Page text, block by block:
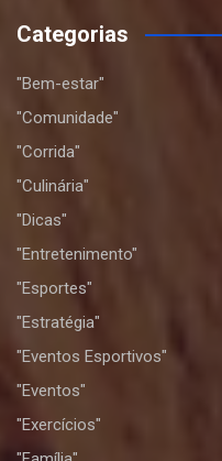
Categorias
"Bem-estar"
"Comunidade"
"Corrida"
"Culinária"
"Dicas"
"Entretenimento"
"Esportes"
"Estratégia"
"Eventos Esportivos"
"Eventos"
"Exercícios"